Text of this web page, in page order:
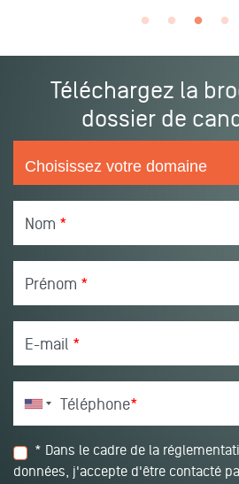
Téléchargez la
dossier de
Nom *
Prénom *
E-mail *
Téléphone*
* Dans le cadre de la
données, j'accepte d'être contacté